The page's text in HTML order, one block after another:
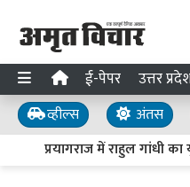
ई-पेपर उत्तर
व्हील्स अंतस
प्रयागराज में राहुल गांधी